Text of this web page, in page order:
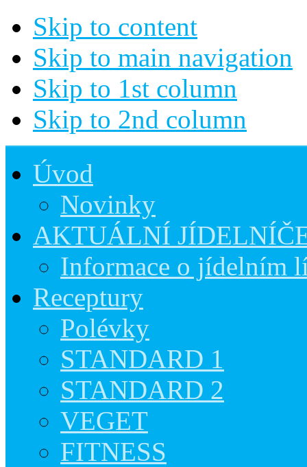
Skip to content
Skip to main navigation
Skip to 1st column
Skip to 2nd column
Úvod
Novinky
AKTUÁLNÍ
Informace o jídelním
Receptury
Polévky
STANDARD 1
STANDARD 2
VEGET
FITNESS